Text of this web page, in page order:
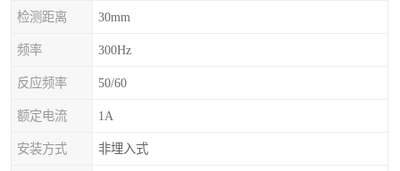
检测距离 30mm
频率 300Hz
反应频率 50/60
额定电流 1A
安装方式 非埋入式